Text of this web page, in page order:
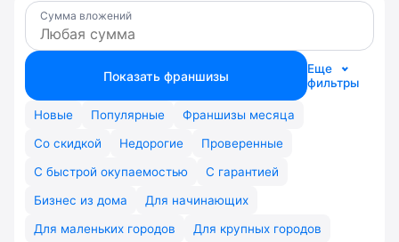
Сумма вложений
Показать франшизы
Еще
фильтры
Новые Популярные
Франшизы месяца
Со скидкой
Недорогие
Проверенные
С быстрой окупаемостью
С гарантией
Бизнес из дома
Для начинающих
Для маленьких городов
Для крупных городов